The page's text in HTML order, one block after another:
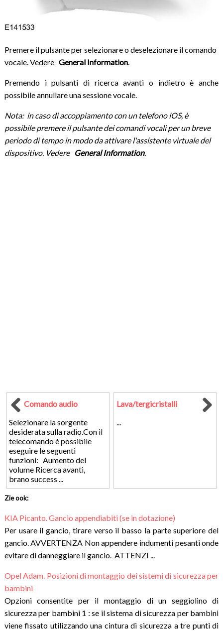
Premere il pulsante per selezionare o deselezionare il comando
vocale. Vedere General Information.
Premendo i pulsanti di ricerca avanti o indietro è anche
possibile annullare una sessione vocale.
Nota: in caso di accoppiamento con un telefono iOS, è
possibile premere il pulsante dei comandi vocali per un breve
periodo di tempo in modo da attivare l'assistente virtuale del
dispositivo. Vedere General Information.
Comando audio
Selezionare la sorgente
desiderata sulla radio.Con il
telecomando è possibile
eseguire le seguenti
funzioni: Aumento del
volume Ricerca avanti,
brano success ...
Lava/tergicristalli
...
Zie ook:
KIA Picanto. Gancio appendiabiti (se in dotazione)
Per usare il gancio, tirare verso il basso la parte superiore del
gancio. AVVERTENZA Non appendere indumenti pesanti onde
evitare di danneggiare il gancio. ATTENZI ...
Opel Adam. Posizioni di montaggio dei sistemi di sicurezza per
bambini
Opzioni consentite per il montaggio di un seggiolino di
sicurezza per bambini 1 : se il sistema di sicurezza per bambini
viene fissato utilizzando una cintura di sicurezza a tre punti di